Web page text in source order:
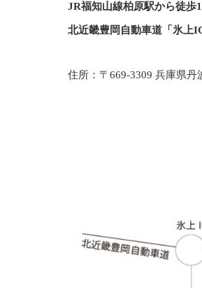
JR福知山線柏原駅から徒歩
北近畿豊岡自動車道「氷上
住所：〒669-3309 兵庫県丹